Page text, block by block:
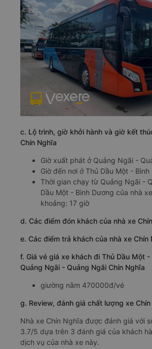
c. Lộ trình, giờ khởi hành và giờ kết
Chín Nghĩa
Giờ xuất phát ở Quảng Ngãi -
Giờ đến nơi ở Thủ Dầu Một -
Thời gian chạy từ Quảng Ngãi -
Dầu Một - Bình Dương của nhà xe
khoảng: 17 giờ
d. Các điểm đón khách của nhà xe
e. Các điểm trả khách của nhà xe Chín
f. Giá vé giá xe khách đi Thủ Dầu Một
Quảng Ngãi - Quảng Ngãi Chín Nghĩa
giường nằm 470000đ/vé
g. Review, đánh giá chất lượng xe Chín
Nhà xe Chín Nghĩa được đánh giá với
3.7/5 dựa trên 3 đánh giá của khách
dịch vụ của nhà xe này.